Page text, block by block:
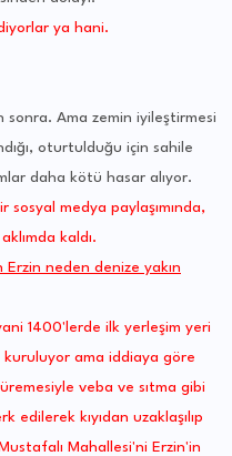
ya hani.
Ama zemin iyileştirmesi
oturtulduğu için sahile
daha kötü hasar alıyor.
sosyal medya paylaşımında,
kaldı.
Erzin neden denize yakın
1400'lerde ilk yerleşim yeri
kuruluyor ama iddiaya göre
veba ve sıtma gibi
edilerek kıyıdan uzaklaşılıp
Mahallesi'ni Erzin'in